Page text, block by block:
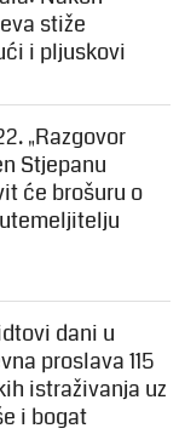
stiže
i pljuskovi
„Razgovor
Stjepanu
će brošuru o
dani u
proslava 115
istraživanja uz
i bogat